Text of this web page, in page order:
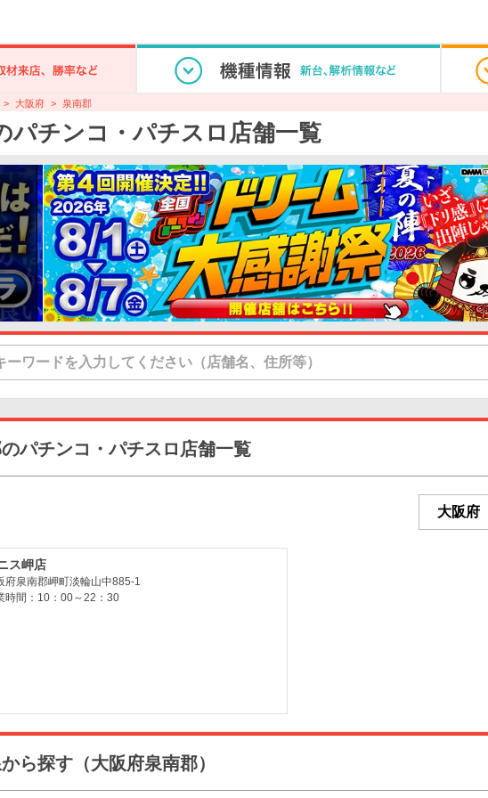
大阪府 泉南郡
パチンコ・パチスロ店舗一覧
パチンコ・パチスロ店舗一覧
ス岬店
府泉南郡岬町淡輪山中885-1
時間：10：00～22：30
ら探す（大阪府泉南郡）